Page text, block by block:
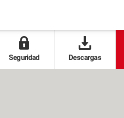
Seguridad Descargas